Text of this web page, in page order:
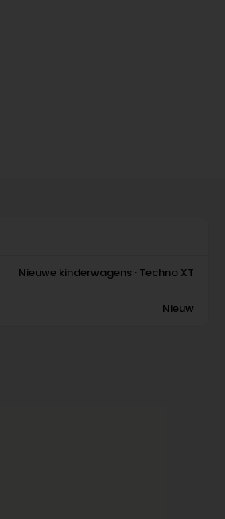
Nieuwe kinderwagens · Techno XT
Nieuw